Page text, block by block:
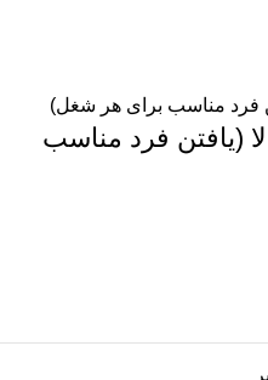
(یافتن فرد مناسب